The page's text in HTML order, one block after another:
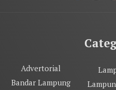
Advertorial
Bandar Lampung